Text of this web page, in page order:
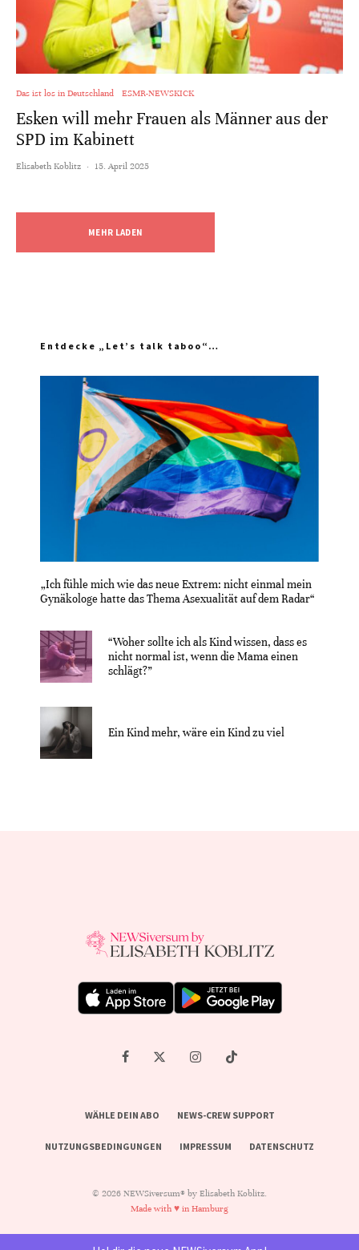
Das ist los in Deutschland ESMR-NEWSKICK
Esken will mehr Frauen als Männer aus der
SPD im Kabinett
Elisabeth Koblitz · 15. April 2025
MEHR LADEN
Entdecke „Let’s talk taboo“…
„Ich fühle mich wie das neue Extrem: nicht einmal mein
Gynäkologe hatte das Thema Asexualität auf dem Radar“
“Woher sollte ich als Kind wissen, dass es
nicht normal ist, wenn die Mama einen
schlägt?”
Ein Kind mehr, wäre ein Kind zu viel
WÄHLE DEIN ABO NEWS-CREW SUPPORT
NUTZUNGSBEDINGUNGEN IMPRESSUM DATENSCHUTZ
© 2026 NEWSiversum® by Elisabeth Koblitz.
Made with ♥ in Hamburg